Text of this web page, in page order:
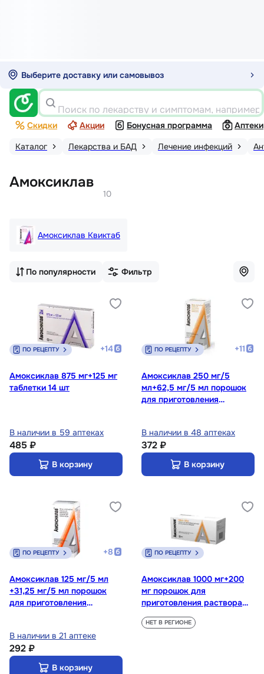
Выберите доставку или самовывоз
Поиск по лекарству и симптомам,
Скидки Акции Бонусная программа
Аптеки
Каталог
Лекарства и БАД Лечение инфекций
Амоксиклав
10
Амоксиклав Квиктаб
По популярности Фильтр
ПО РЕЦЕПТУ +14
Амоксиклав 875 мг+125 мг
таблетки 14 шт
В наличии в 59 аптеках
485 ₽
В корзину
ПО РЕЦЕПТУ +11
Амоксиклав 250 мг/5
мл+62,5 мг/5 мл порошок
для приготовления
В наличии в 48 аптеках
372 ₽
В корзину
ПО РЕЦЕПТУ +8
Амоксиклав 125 мг/5 мл
+31,25 мг/5 мл порошок
для приготовления
В наличии в 21 аптеке
292 ₽
В корзину
ПО РЕЦЕПТУ
Амоксиклав 1000 мг+200
мг порошок для
приготовления раствора
для инъекций 10 шт
НЕТ В РЕГИОНЕ